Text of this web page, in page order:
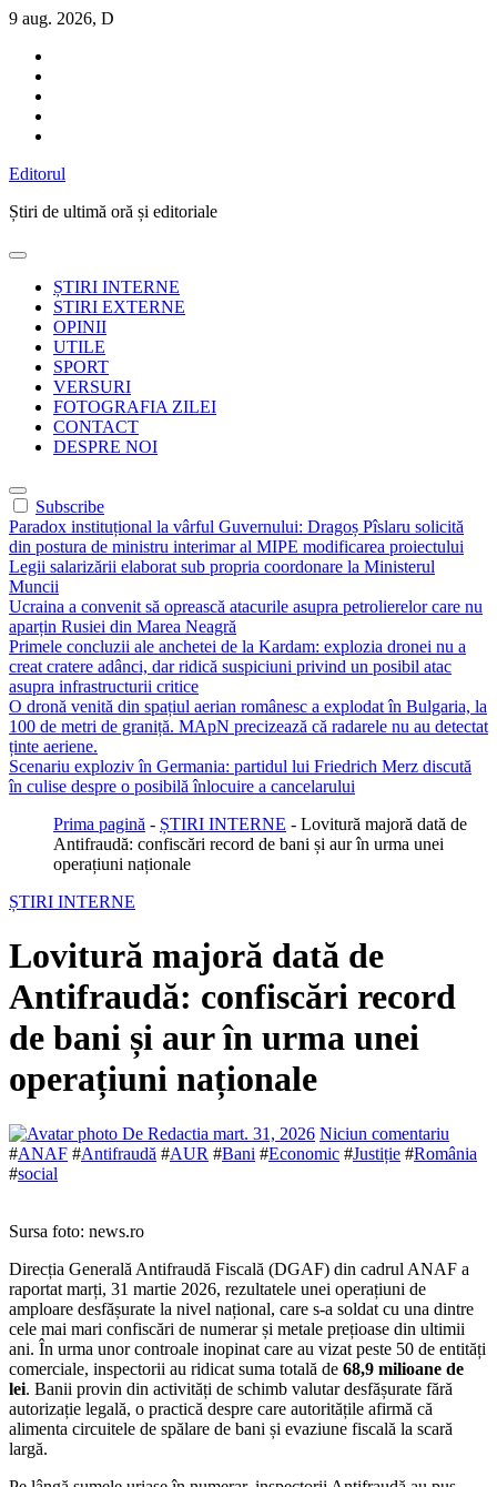
Sari
conținut
9 aug. 2026, D
Editorul
Știri de ultimă oră și editoriale
ȘTIRI INTERNE
STIRI EXTERNE
OPINII
UTILE
SPORT
VERSURI
FOTOGRAFIA ZILEI
CONTACT
DESPRE NOI
Subscribe
Paradox instituțional la vârful Guvernului: Dragoș Pîslaru solicită
din postura de ministru interimar al MIPE modificarea proiectului
Legii salarizării elaborat sub propria coordonare la Ministerul
Muncii
Ucraina a convenit să oprească atacurile asupra petrolierelor care nu
aparțin Rusiei din Marea Neagră
Primele concluzii ale anchetei de la Kardam: explozia dronei nu a
creat cratere adânci, dar ridică suspiciuni privind un posibil atac
asupra infrastructurii critice
O dronă venită din spațiul aerian românesc a explodat în Bulgaria, la
100 de metri de graniță. MApN precizează că radarele nu au detectat
ținte aeriene.
Scenariu exploziv în Germania: partidul lui Friedrich Merz discută
în culise despre o posibilă înlocuire a cancelarului
Prima pagină - ȘTIRI INTERNE - Lovitură majoră dată de
Antifraudă: confiscări record de bani și aur în urma unei
operațiuni naționale
ȘTIRI INTERNE
Lovitură majoră dată de
Antifraudă: confiscări record
de bani și aur în urma unei
operațiuni naționale
De Redactia mart. 31, 2026 Niciun comentariu
#ANAF #Antifraudă #AUR #Bani #Economic #Justiție #România
#social
Sursa foto: news.ro
Direcția Generală Antifraudă Fiscală (DGAF) din cadrul ANAF a
raportat marți, 31 martie 2026, rezultatele unei operațiuni de
amploare desfășurate la nivel național, care s-a soldat cu una dintre
cele mai mari confiscări de numerar și metale prețioase din ultimii
ani. În urma unor controale inopinat care au vizat peste 50 de entități
comerciale, inspectorii au ridicat suma totală de 68,9 milioane de
lei. Banii provin din activități de schimb valutar desfășurate fără
autorizație legală, o practică despre care autoritățile afirmă că
alimenta circuitele de spălare de bani și evaziune fiscală la scară
largă.